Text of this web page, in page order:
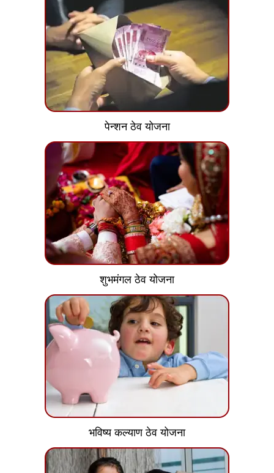
पेन्शन ठेव योजना
शुभमंगल ठेव योजना
भविष्य कल्याण ठेव योजना